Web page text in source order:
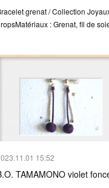
grenat / Collection
: Grenat, fil de
15:52
TAMAMONO violet